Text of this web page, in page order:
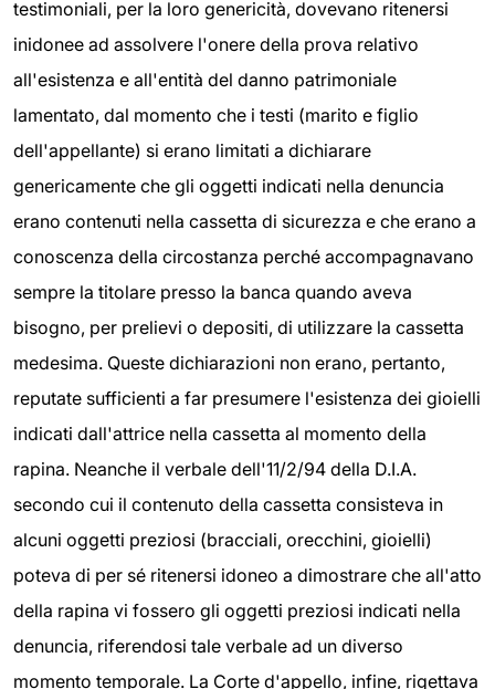
testimoniali, per la loro genericità, dovevano ritenersi
inidonee ad assolvere l'onere della prova relativo
all'esistenza e all'entità del danno patrimoniale
lamentato, dal momento che i testi (marito e figlio
dell'appellante) si erano limitati a dichiarare
genericamente che gli oggetti indicati nella denuncia
erano contenuti nella cassetta di sicurezza e che erano a
conoscenza della circostanza perché accompagnavano
sempre la titolare presso la banca quando aveva
bisogno, per prelievi o depositi, di utilizzare la cassetta
medesima. Queste dichiarazioni non erano, pertanto,
reputate sufficienti a far presumere l'esistenza dei gioielli
indicati dall'attrice nella cassetta al momento della
rapina. Neanche il verbale dell'11/2/94 della D.I.A.
secondo cui il contenuto della cassetta consisteva in
alcuni oggetti preziosi (bracciali, orecchini, gioielli)
poteva di per sé ritenersi idoneo a dimostrare che all'atto
della rapina vi fossero gli oggetti preziosi indicati nella
denuncia, riferendosi tale verbale ad un diverso
momento temporale. La Corte d'appello, infine, rigettava